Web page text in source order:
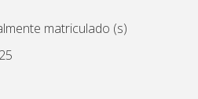
matriculado (s)